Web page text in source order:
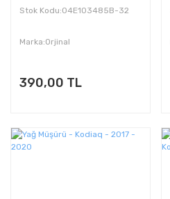
Stok Kodu:04E103485B-32
Marka:Orjinal
390,00 TL